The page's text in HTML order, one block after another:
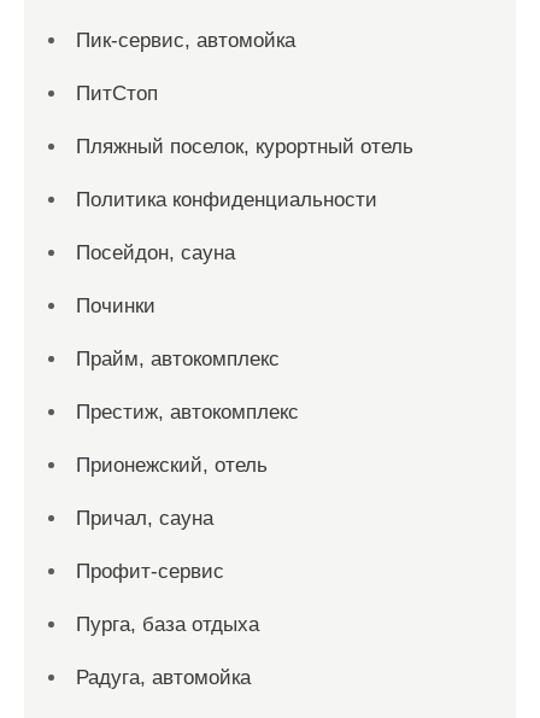
Пик-сервис, автомойка
ПитСтоп
Пляжный поселок, курортный отель
Политика конфиденциальности
Посейдон, сауна
Починки
Прайм, автокомплекс
Престиж, автокомплекс
Прионежский, отель
Причал, сауна
Профит-сервис
Пурга, база отдыха
Радуга, автомойка